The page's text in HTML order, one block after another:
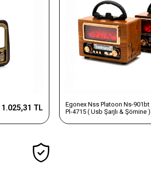
1.025,31 TL
Egonex Nss Platoon Ns-901bt
Pl-4715 ( Usb Şarjlı & Şömine ) (
Usb & Tf Player ) Speaker*40